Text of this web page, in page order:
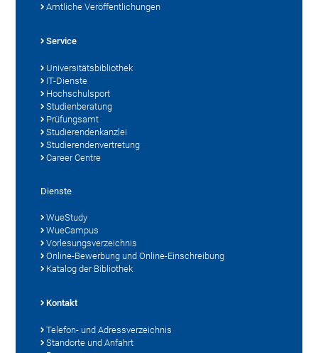
Amtliche Veröffentlichungen
Service
Universitätsbibliothek
IT-Dienste
Hochschulsport
Studienberatung
Prüfungsamt
Studierendenkanzlei
Studierendenvertretung
Career Centre
Dienste
WueStudy
WueCampus
Vorlesungsverzeichnis
Online-Bewerbung und Online-Einschreibung
Katalog der Bibliothek
Kontakt
Telefon- und Adressverzeichnis
Standorte und Anfahrt